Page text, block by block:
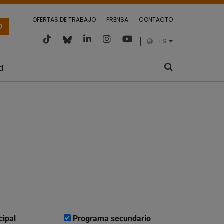
OFERTAS DE TRABAJO PRENSA CONTACTO
ES
Programa secundario